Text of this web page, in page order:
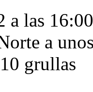
a las
a
grullas